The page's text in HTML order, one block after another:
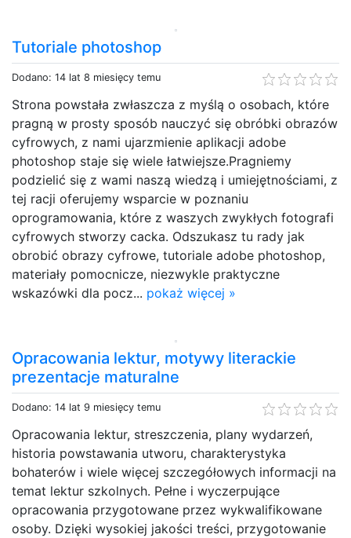
Tutoriale photoshop
Dodano: 14 lat 8 miesięcy temu
Strona powstała zwłaszcza z myślą o osobach, które
pragną w prosty sposób nauczyć się obróbki obrazów
cyfrowych, z nami ujarzmienie aplikacji adobe
photoshop staje się wiele łatwiejsze.Pragniemy
podzielić się z wami naszą wiedzą i umiejętnościami, z
tej racji oferujemy wsparcie w poznaniu
oprogramowania, które z waszych zwykłych fotografi
cyfrowych stworzy cacka. Odszukasz tu rady jak
obrobić obrazy cyfrowe, tutoriale adobe photoshop,
materiały pomocnicze, niezwykle praktyczne
wskazówki dla pocz... pokaż więcej »
Opracowania lektur, motywy literackie
prezentacje maturalne
Dodano: 14 lat 9 miesięcy temu
Opracowania lektur, streszczenia, plany wydarzeń,
historia powstawania utworu, charakterystyka
bohaterów i wiele więcej szczegółowych informacji na
temat lektur szkolnych. Pełne i wyczerpujące
opracowania przygotowane przez wykwalifikowane
osoby. Dzięki wysokiej jakości treści, przygotowanie